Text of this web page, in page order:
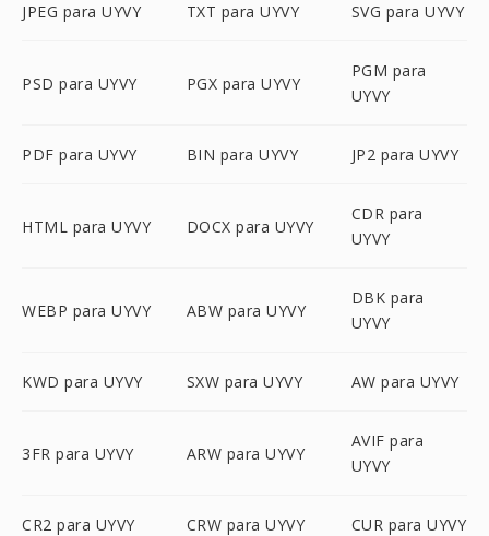
JPEG para UYVY TXT para UYVY SVG para UYVY
PSD para UYVY PGX para UYVY
PGM para
UYVY
PDF para UYVY BIN para UYVY JP2 para UYVY
HTML para UYVY DOCX para UYVY
CDR para
UYVY
WEBP para UYVY ABW para UYVY
DBK para
UYVY
KWD para UYVY SXW para UYVY AW para UYVY
3FR para UYVY ARW para UYVY
AVIF para
UYVY
CR2 para UYVY CRW para UYVY CUR para UYVY